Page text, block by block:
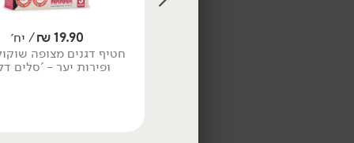
19.90
₪/ יח׳
חטיף דגנים מצופה
ופירות יער - 'סלים